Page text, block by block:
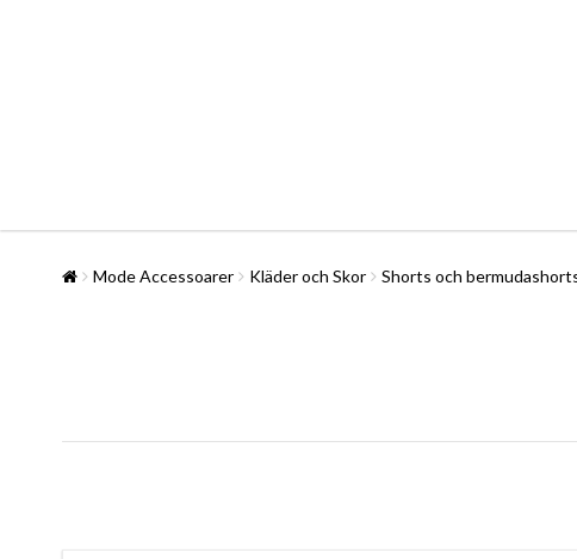
Mode Accessoarer Kläder och Skor Shorts och